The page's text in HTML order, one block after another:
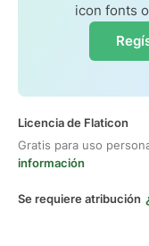
icon fonts
Licencia de Flaticon
Gratis para uso
información
Se requiere atribución